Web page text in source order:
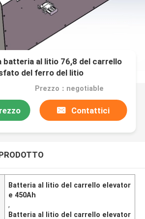
batteria al litio 76,8 del carrello
del ferro del litio
Prezzo：negotiable
Contattici
Batteria al litio del carrello elevator
e 450Ah
,
Batteria al litio del carrello elevator